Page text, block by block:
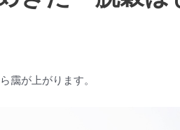
靄が上がります。